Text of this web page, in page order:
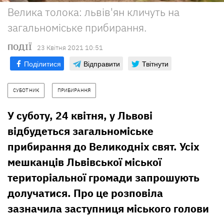
Велика толока: львів'ян кличуть на
загальноміське прибирання.
ПОДІЇ 23 Квiтня 2021 10:51
Поділитися Відправити Твітнути
СУБОТНИК ПРИБИРАННЯ
У суботу, 24 квітня, у Львові
відбудеться загальноміське
прибирання до Великодніх свят. Усіх
мешканців Львівської міської
територіальної громади запрошують
долучатися. Про це розповіла
зазначила заступниця міського голови